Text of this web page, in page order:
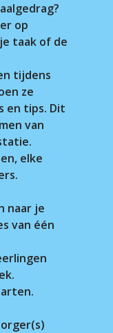
op
taak of de
tijdens
ze
en tips. Dit
van
elke
naar je
van één